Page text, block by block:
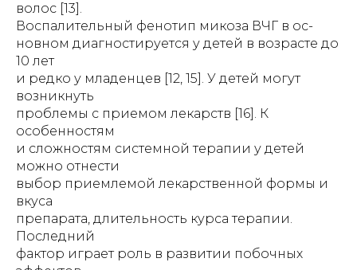
волос [13].
Воспалительный фенотип микоза ВЧГ в ос-
новном диагностируется у детей в возрасте до
10 лет
и редко у младенцев [12, 15]. У детей могут
возникнуть
проблемы с приемом лекарств [16]. К
особенностям
и сложностям системной терапии у детей
можно отнести
выбор приемлемой лекарственной формы и
вкуса
препарата, длительность курса терапии.
Последний
фактор играет роль в развитии побочных